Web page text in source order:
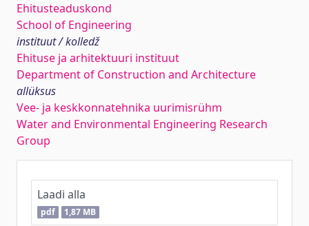
Ehitusteaduskond
School of Engineering
instituut / kolledž
Ehituse ja arhitektuuri instituut
Department of Construction and Architecture
allüksus
Vee- ja keskkonnatehnika uurimisrühm
Water and Environmental Engineering Research
Group
Laadi alla
pdf 1,87 MB